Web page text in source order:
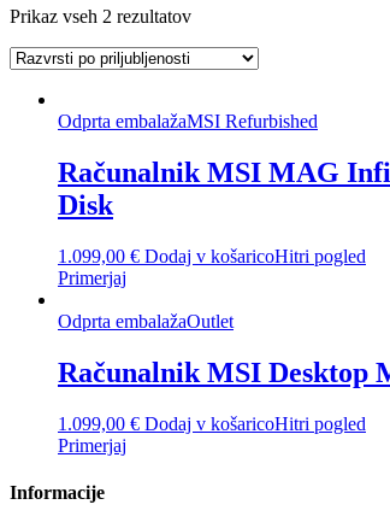
Prikaz vseh 2 rezultatov
Odprta embalažaMSI Refurbished
Računalnik MSI MAG
Disk
1.099,00 € Dodaj v košaricoHitri pogled
Primerjaj
Odprta embalažaOutlet
Računalnik MSI Desktop
1.099,00 € Dodaj v košaricoHitri pogled
Primerjaj
Informacije